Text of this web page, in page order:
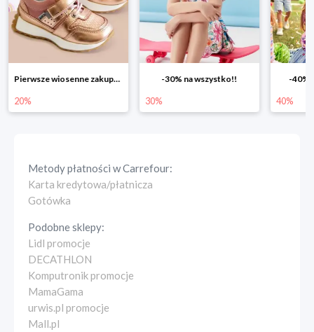
-30% na wszystko!!
30%
-40% na drugą sztukę
40% 25%
Metody płatności wCarrefour:
Karta kredytowa/płatnicza
Gotówka
Podobne sklepy:
Lidl promocje
DECATHLON
Komputronik promocje
MamaGama
urwis.pl promocje
Mall.pl